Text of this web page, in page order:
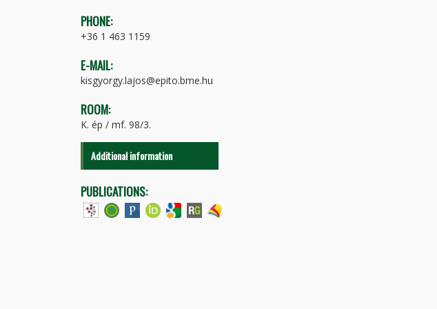
PHONE:
+36 1 463 1159
E-MAIL:
kisgyorgy.lajos@epito.bme.hu
ROOM:
K. ép / mf. 98/3.
Additional information
PUBLICATIONS: